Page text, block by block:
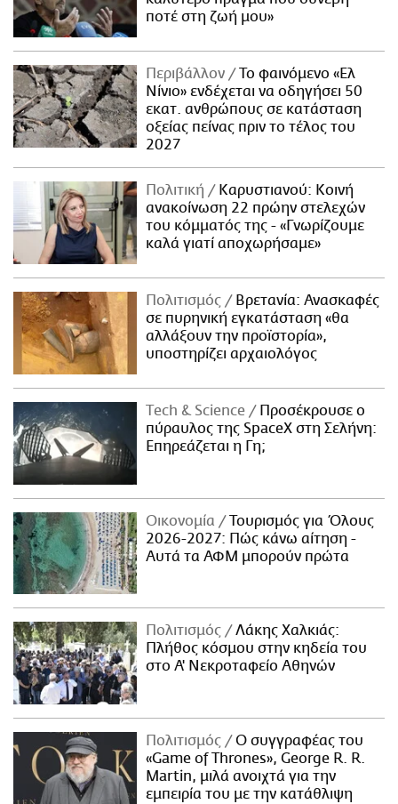
ποτέ στη ζωή μου»
Περιβάλλον
Το φαινόμενο «Ελ
Νίνιο» ενδέχεται να οδηγήσει 50
εκατ. ανθρώπους σε κατάσταση
οξείας πείνας πριν το τέλος του
2027
Πολιτική
Καρυστιανού: Κοινή
ανακοίνωση 22 πρώην στελεχών
του κόμματός της - «Γνωρίζουμε
καλά γιατί αποχωρήσαμε»
Πολιτισμός
Βρετανία: Ανασκαφές
σε πυρηνική εγκατάσταση «θα
αλλάξουν την προϊστορία»,
υποστηρίζει αρχαιολόγος
Τech & Science
Προσέκρουσε ο
πύραυλος της SpaceX στη Σελήνη:
Επηρεάζεται η Γη;
Οικονομία
Τουρισμός για Όλους
2026-2027: Πώς κάνω αίτηση -
Αυτά τα ΑΦΜ μπορούν πρώτα
Πολιτισμός
Λάκης Χαλκιάς:
Πλήθος κόσμου στην κηδεία του
στο Α' Νεκροταφείο Αθηνών
Πολιτισμός
Ο συγγραφέας του
«Game of Thrones», George R. R.
Martin, μιλά ανοιχτά για την
εμπειρία του με την κατάθλιψη